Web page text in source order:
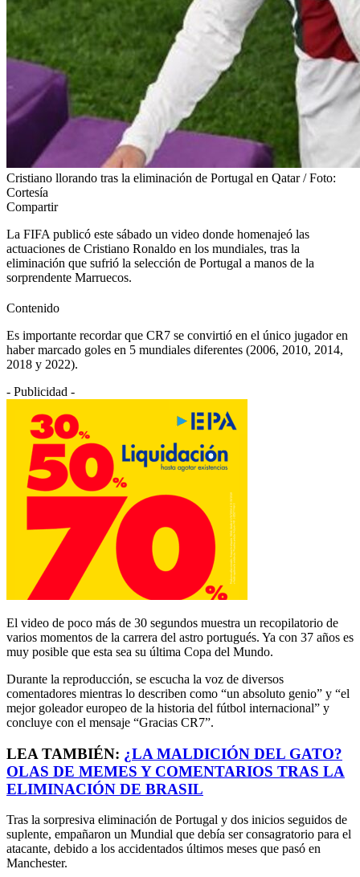
Cristiano llorando tras la eliminación de Portugal en Qatar / Foto:
Cortesía
Compartir
La FIFA publicó este sábado un video donde homenajeó las
actuaciones de Cristiano Ronaldo en los mundiales, tras la
eliminación que sufrió la selección de Portugal a manos de la
sorprendente Marruecos.
Contenido
Es importante recordar que CR7 se convirtió en el único jugador en
haber marcado goles en 5 mundiales diferentes (2006, 2010, 2014,
2018 y 2022).
- Publicidad -
El video de poco más de 30 segundos muestra un recopilatorio de
varios momentos de la carrera del astro portugués. Ya con 37 años es
muy posible que esta sea su última Copa del Mundo.
Durante la reproducción, se escucha la voz de diversos
comentadores mientras lo describen como “un absoluto genio” y “el
mejor goleador europeo de la historia del fútbol internacional” y
concluye con el mensaje “Gracias CR7”.
LEA TAMBIÉN: ¿LA MALDICIÓN DEL GATO?
OLAS DE MEMES Y COMENTARIOS TRAS LA
ELIMINACIÓN DE BRASIL
Tras la sorpresiva eliminación de Portugal y dos inicios seguidos de
suplente, empañaron un Mundial que debía ser consagratorio para el
atacante, debido a los accidentados últimos meses que pasó en
Manchester.